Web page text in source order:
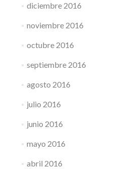
diciembre 2016
noviembre 2016
octubre 2016
septiembre 2016
agosto 2016
julio 2016
junio 2016
mayo 2016
abril 2016